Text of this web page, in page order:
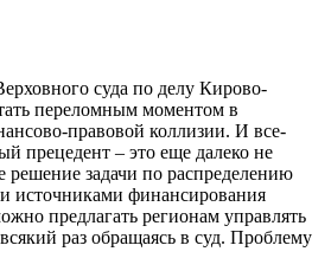
суда по делу Кирово-
переломным моментом в
правовой коллизии. И все-
прецедент – это еще далеко не
решение задачи по распределению
источниками финансирования
предлагать регионам управлять
раз обращаясь в суд. Проблему